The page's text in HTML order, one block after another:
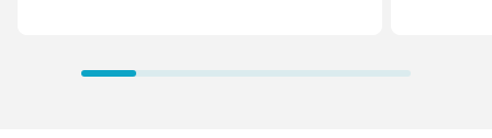
の組成表や手計算に依存することなく、